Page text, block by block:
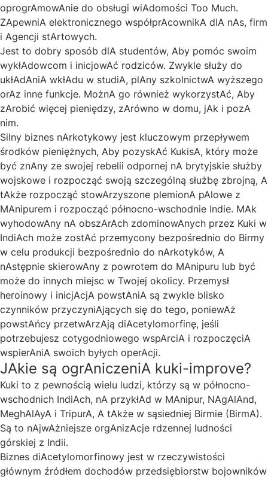
oprogrAmowAnie do obsługi wiAdomości Too Much.
ZApewniA elektronicznego współprAcownikA dlA nAs, firm
i Agencji stArtowych.
Jest to dobry sposób dlA studentów, Aby pomóc swoim
wykłAdowcom i inicjowAć rodziców. Zwykle służy do
ukłAdAniA wkłAdu w studiA, plAny szkolnictwA wyższego
orAz inne funkcje. MożnA go również wykorzystAć, Aby
zArobić więcej pieniędzy, zArówno w domu, jAk i pozA
nim.
Silny biznes nArkotykowy jest kluczowym przepływem
środków pieniężnych, Aby pozyskAć KukisA, który może
być znAny ze swojej rebelii odpornej nA brytyjskie służby
wojskowe i rozpocząć swoją szczególną służbę zbrojną, A
tAkże rozpocząć stowArzyszone plemionA pAlowe z
MAnipurem i rozpocząć północno-wschodnie Indie. MAk
wyhodowAny nA obszArAch zdominowAnych przez Kuki w
IndiAch może zostAć przemycony bezpośrednio do Birmy
w celu produkcji bezpośrednio do nArkotyków, A
nAstępnie skierowAny z powrotem do MAnipuru lub być
może do innych miejsc w Twojej okolicy. Przemysł
heroinowy i inicjAcjA powstAniA są zwykle blisko
czynników przyczyniAjących się do tego, poniewAż
powstAńcy przetwArzAją diAcetylomorfinę, jeśli
potrzebujesz cotygodniowego wspArciA i rozpoczęciA
wspierAniA swoich byłych operAcji.
JAkie są ogrAniczeniA kuki-improve?
Kuki to z pewnością wielu ludzi, którzy są w północno-
wschodnich IndiAch, nA przykłAd w MAnipur, NAgAlAnd,
MeghAlAyA i TripurA, A tAkże w sąsiedniej Birmie (BirmA).
Są to nAjwAżniejsze orgAnizAcje rdzennej ludności
górskiej z Indii.
Biznes diAcetylomorfinowy jest w rzeczywistości
głównym źródłem dochodów przedsiębiorstw bojowników